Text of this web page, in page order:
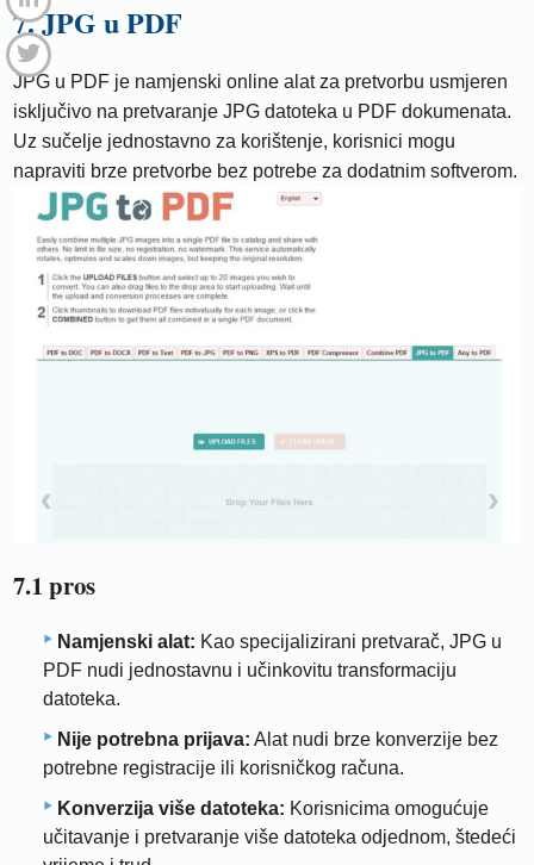
7. JPG u PDF
JPG u PDF je namjenski online alat za pretvorbu usmjeren
isključivo na pretvaranje JPG datoteka u PDF dokumenata.
Uz sučelje jednostavno za korištenje, korisnici mogu
napraviti brze pretvorbe bez potrebe za dodatnim softverom.
7.1 pros
Namjenski alat: Kao specijalizirani pretvarač, JPG u
PDF nudi jednostavnu i učinkovitu transformaciju
datoteka.
Nije potrebna prijava: Alat nudi brze konverzije bez
potrebne registracije ili korisničkog računa.
Konverzija više datoteka: Korisnicima omogućuje
učitavanje i pretvaranje više datoteka odjednom, štedeći